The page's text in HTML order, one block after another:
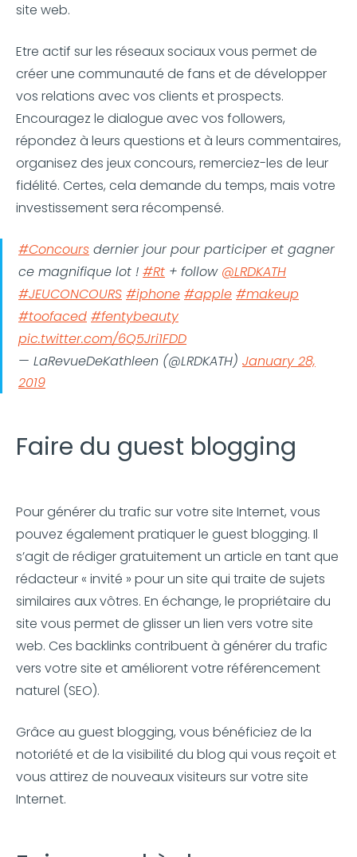
site web.
Etre actif sur les réseaux sociaux vous permet de
créer une communauté de fans et de développer
vos relations avec vos clients et prospects.
Encouragez le dialogue avec vos followers,
répondez à leurs questions et à leurs commentaires,
organisez des jeux concours, remerciez-les de leur
fidélité. Certes, cela demande du temps, mais votre
investissement sera récompensé.
#Concours dernier jour pour participer et gagner
ce magnifique lot ! #Rt + follow @LRDKATH
#JEUCONCOURS #iphone #apple #makeup
#toofaced #fentybeauty
pic.twitter.com/6Q5Jri1FDD
— LaRevueDeKathleen (@LRDKATH) January 28,
2019
Faire du guest blogging
Pour générer du trafic sur votre site Internet, vous
pouvez également pratiquer le guest blogging. Il
s’agit de rédiger gratuitement un article en tant que
rédacteur « invité » pour un site qui traite de sujets
similaires aux vôtres. En échange, le propriétaire du
site vous permet de glisser un lien vers votre site
web. Ces backlinks contribuent à générer du trafic
vers votre site et améliorent votre référencement
naturel (SEO).
Grâce au guest blogging, vous bénéficiez de la
notoriété et de la visibilité du blog qui vous reçoit et
vous attirez de nouveaux visiteurs sur votre site
Internet.